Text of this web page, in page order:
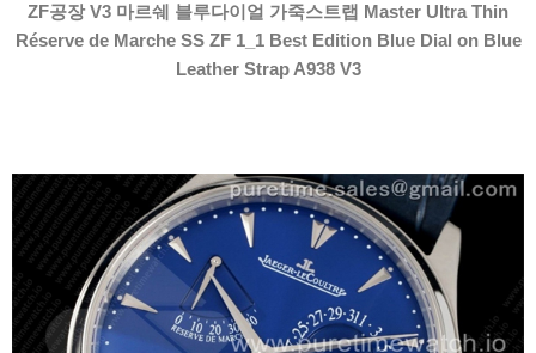
ZF공장 V3 마르쉐 블루다이얼 가죽스트랩 Master Ultra Thin
Réserve de Marche SS ZF 1_1 Best Edition Blue Dial on Blue
Leather Strap A938 V3